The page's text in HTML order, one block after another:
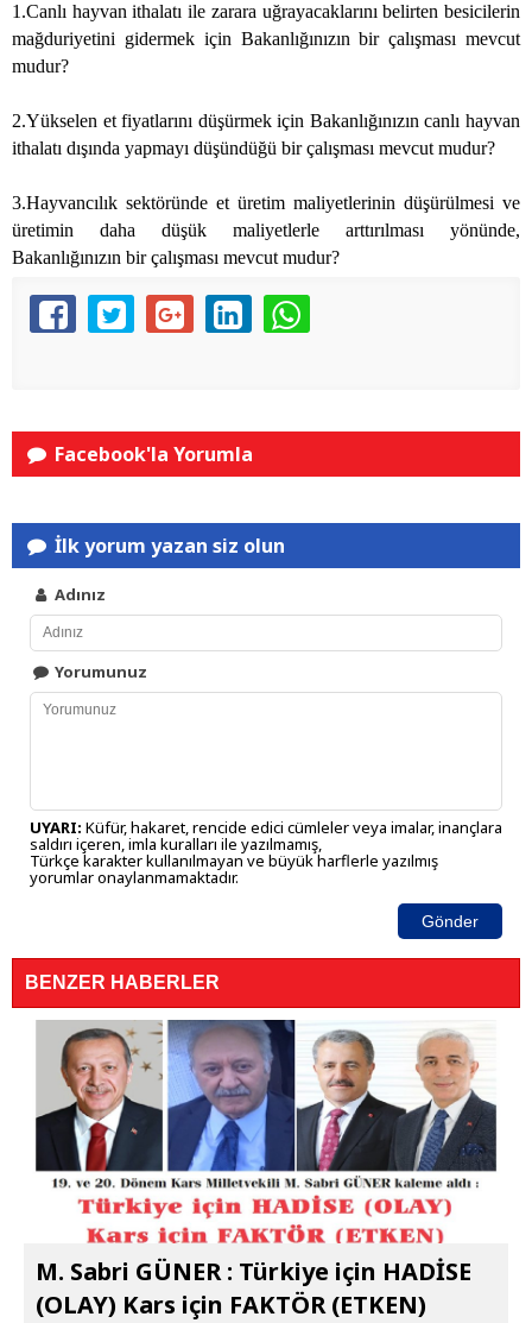
1.Canlı hayvan ithalatı ile zarara uğrayacaklarını belirten besicilerin
mağduriyetini gidermek için Bakanlığınızın bir çalışması mevcut
mudur?
2.Yükselen et fiyatlarını düşürmek için Bakanlığınızın canlı hayvan
ithalatı dışında yapmayı düşündüğü bir çalışması mevcut mudur?
3.Hayvancılık sektöründe et üretim maliyetlerinin düşürülmesi ve
üretimin daha düşük maliyetlerle arttırılması yönünde,
Bakanlığınızın bir çalışması mevcut mudur?
Facebook'la Yorumla
İlk yorum yazan siz olun
Adınız
Yorumunuz
UYARI: Küfür, hakaret, rencide edici cümleler veya imalar, inançlara
saldırı içeren, imla kuralları ile yazılmamış,
Türkçe karakter kullanılmayan ve büyük harflerle yazılmış
yorumlar onaylanmamaktadır.
Gönder
BENZER HABERLER
M. Sabri GÜNER : Türkiye için HADİSE
(OLAY) Kars için FAKTÖR (ETKEN)